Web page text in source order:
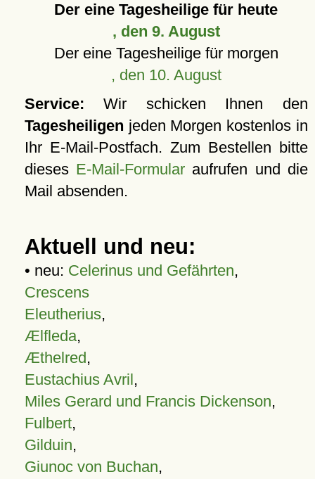
Der eine Tagesheilige für heute
, den 9. August
Der eine Tagesheilige für morgen
, den 10. August
Service: Wir schicken Ihnen den
Tagesheiligen jeden Morgen kostenlos in
Ihr E-Mail-Postfach. Zum Bestellen bitte
dieses E-Mail-Formular aufrufen und die
Mail absenden.
Aktuell und neu:
• neu: Celerinus und Gefährten,
Crescens
Eleutherius,
Ælfleda,
Æthelred,
Eustachius Avril,
Miles Gerard und Francis Dickenson,
Fulbert,
Gilduin,
Giunoc von Buchan,